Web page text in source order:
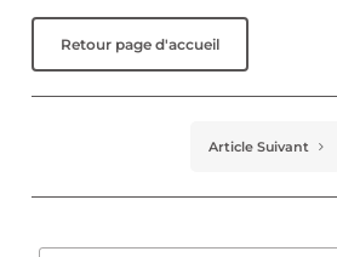
Retour page d'accueil
Article Suivant